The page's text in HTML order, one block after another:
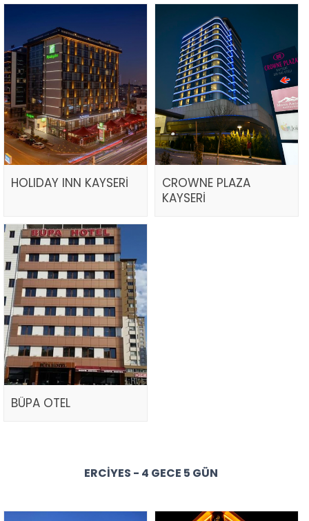
HOLIDAY INN KAYSERİ
CROWNE PLAZA
KAYSERİ
BÜPA OTEL
ERCIYES - 4 GECE 5 GÜN